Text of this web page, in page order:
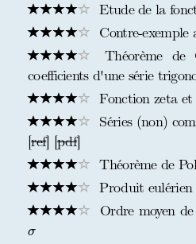
Etude de la
Contre-
Théorème de
coefficients d'une série
Fonction zeta et
Séries (non)
[ref] [pdf]
Théorème de
Produit eulérien
Ordre moyen
σ
σ